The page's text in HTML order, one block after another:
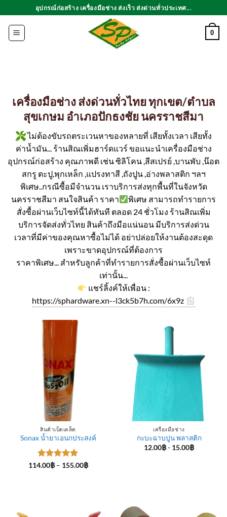
ไป
เนื้อหา
อุปกรณ์ก่อสร้าง เครื่องมือช่าง ส่งเร็ว ส่งด่วนทั่วประเทศ...
0
เครื่องมือช่าง ส่งด่วนทั่วไทย ทุกเขต/ตำบล
สุขเกษม อำเภอปักธงชัย นครราชสีมา
ไม่ต้องขับรถตระเวนหาของหลายที่ เสียทั้งเวลา เสียทั้ง
ค่าน้ำมัน... ร้านสิณเพิ่มฮาร์ดแวร์ ขอแนะนำเครื่องมือช่าง
อุปกรณ์ก่อสร้าง คุณภาพดี เช่น ซิลิโคน ,สีสเปรย์ ,บานพับ ,น๊อต
สกรู ตะปู,พุกเหล็ก ,แปรงทาสี ,ถังปูน ,อ่างพลาสติก ฯลฯ
พิเศษ..กรณีซื้อมีจำนวน เราบริการส่งทุกพื้นที่ในจังหวัด
นครราชสีมา สนใจสินค้า ราคา
พิเศษ สามารถทำรายการ
สั่งซื้อผ่านเว็บไซท์นี้ได้ทันที ตลอด 24 ชั่วโมง ร้านสิณเพิ่ม
บริการจัดส่งทั่วไทย สินค้าถึงมือแน่นอน มีบริการส่งด่วน
เวลาที่มีค่าของคุณหาซื้อไม่ได้ อย่าปล่อยให้งานต้องสะดุด
เพราะขาดอุปกรณ์ที่ต้องการ
ราคาพิเศษ... สำหรับลูกค้าที่ทำรายการสั่งซื้อผ่านเว็บไซท์
เท่านั้น...
แชร์ลิ้งค์ให้เพื่อน :
https://sphardware.xn--l3ck5b7h.com/6x9z
สินค้าเบ็ดเตล็ด
Sonax น้ำยาเอนกประสงค์
ให้คะแนน
114.00฿ – 155.00฿Price
เครื่องมือช่าง
กะบะฉาบปูน พลาสติก
12.00฿- 15.00฿